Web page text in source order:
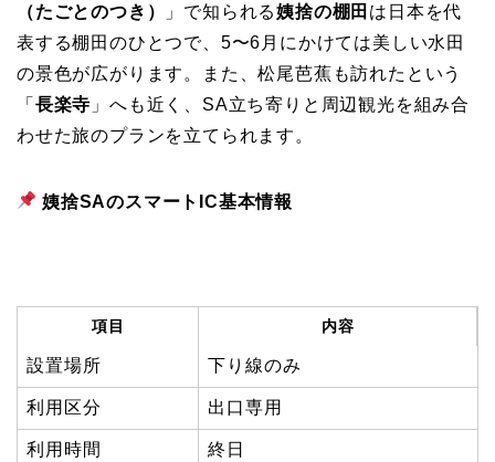
（たごとのつき）
」で知られる姨捨の棚田 は日本を代
表する棚田のひとつで、5〜6月にかけては美しい水田
の景色が広がります。また、松尾芭蕉も訪れたという
「 長楽寺 」へも近く、SA立ち寄りと周辺観光を組み合
わせた旅のプランを立てられます。
姨捨SAのスマートIC基本情報
項目 内容
設置場所 下り線のみ
利用区分 出口専用
利用時間 終日